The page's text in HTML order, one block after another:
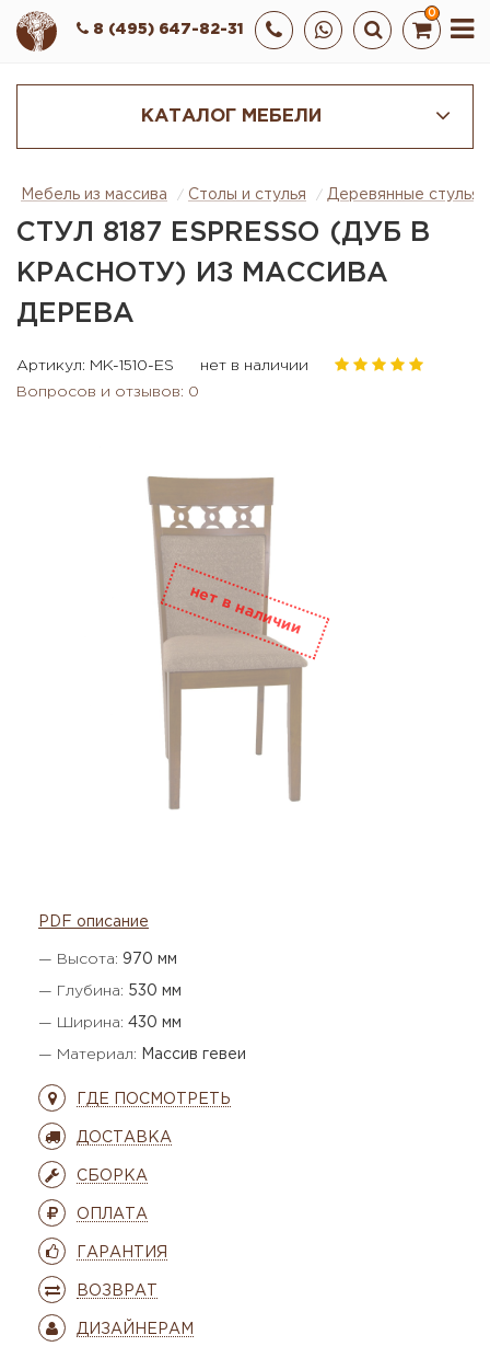
0
8 (495) 647-82-31
КАТАЛОГ МЕБЕЛИ
Мебель из массива Столы и стулья Деревянные стулья
СТУЛ 8187 ESPRESSO (ДУБ В
КРАСНОТУ) ИЗ МАССИВА
ДЕРЕВА
Артикул: MK-1510-ES
нет в наличии
Вопросов и отзывов: 0
PDF описание
— Высота: 970 мм
— Глубина: 530 мм
— Ширина: 430 мм
— Материал: Массив гевеи
ГДЕ ПОСМОТРЕТЬ
ДОСТАВКА
СБОРКА
ОПЛАТА
ГАРАНТИЯ
ВОЗВРАТ
ДИЗАЙНЕРАМ